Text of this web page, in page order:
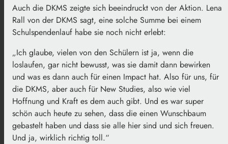
Auch die DKMS zeigte sich beeindruckt von der Aktion. Lena
Rall von der DKMS sagt, eine solche Summe bei einem
Schulspendenlauf habe sie noch nicht erlebt:
„Ich glaube, vielen von den Schülern ist ja, wenn die
loslaufen, gar nicht bewusst, was sie damit dann bewirken
und was es dann auch für einen Impact hat. Also für uns, für
die DKMS, aber auch für New Studies, also wie viel
Hoffnung und Kraft es dem auch gibt. Und es war super
schön auch heute zu sehen, dass die einen Wunschbaum
gebastelt haben und dass sie alle hier sind und sich freuen.
Und ja, wirklich richtig toll.“